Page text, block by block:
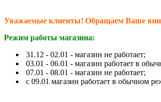
Уважаемые клиенты! Обращаем Ваше
Режим работы магазина:
31.12 - 02.01 - магазин не работает;
03.01 - 06.01 - магазин работает в
07.01 - 08.01 - магазин не работает;
c 09.01 магазин работает в обычном